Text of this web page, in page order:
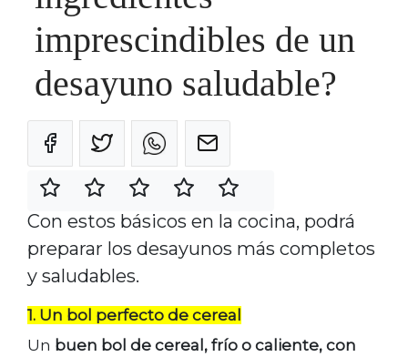
imprescindibles de un
desayuno saludable?
Con estos básicos en la cocina, podrá
preparar los desayunos más completos
y saludables.
1. Un bol perfecto de cereal
Un buen bol de cereal, frío o caliente, con